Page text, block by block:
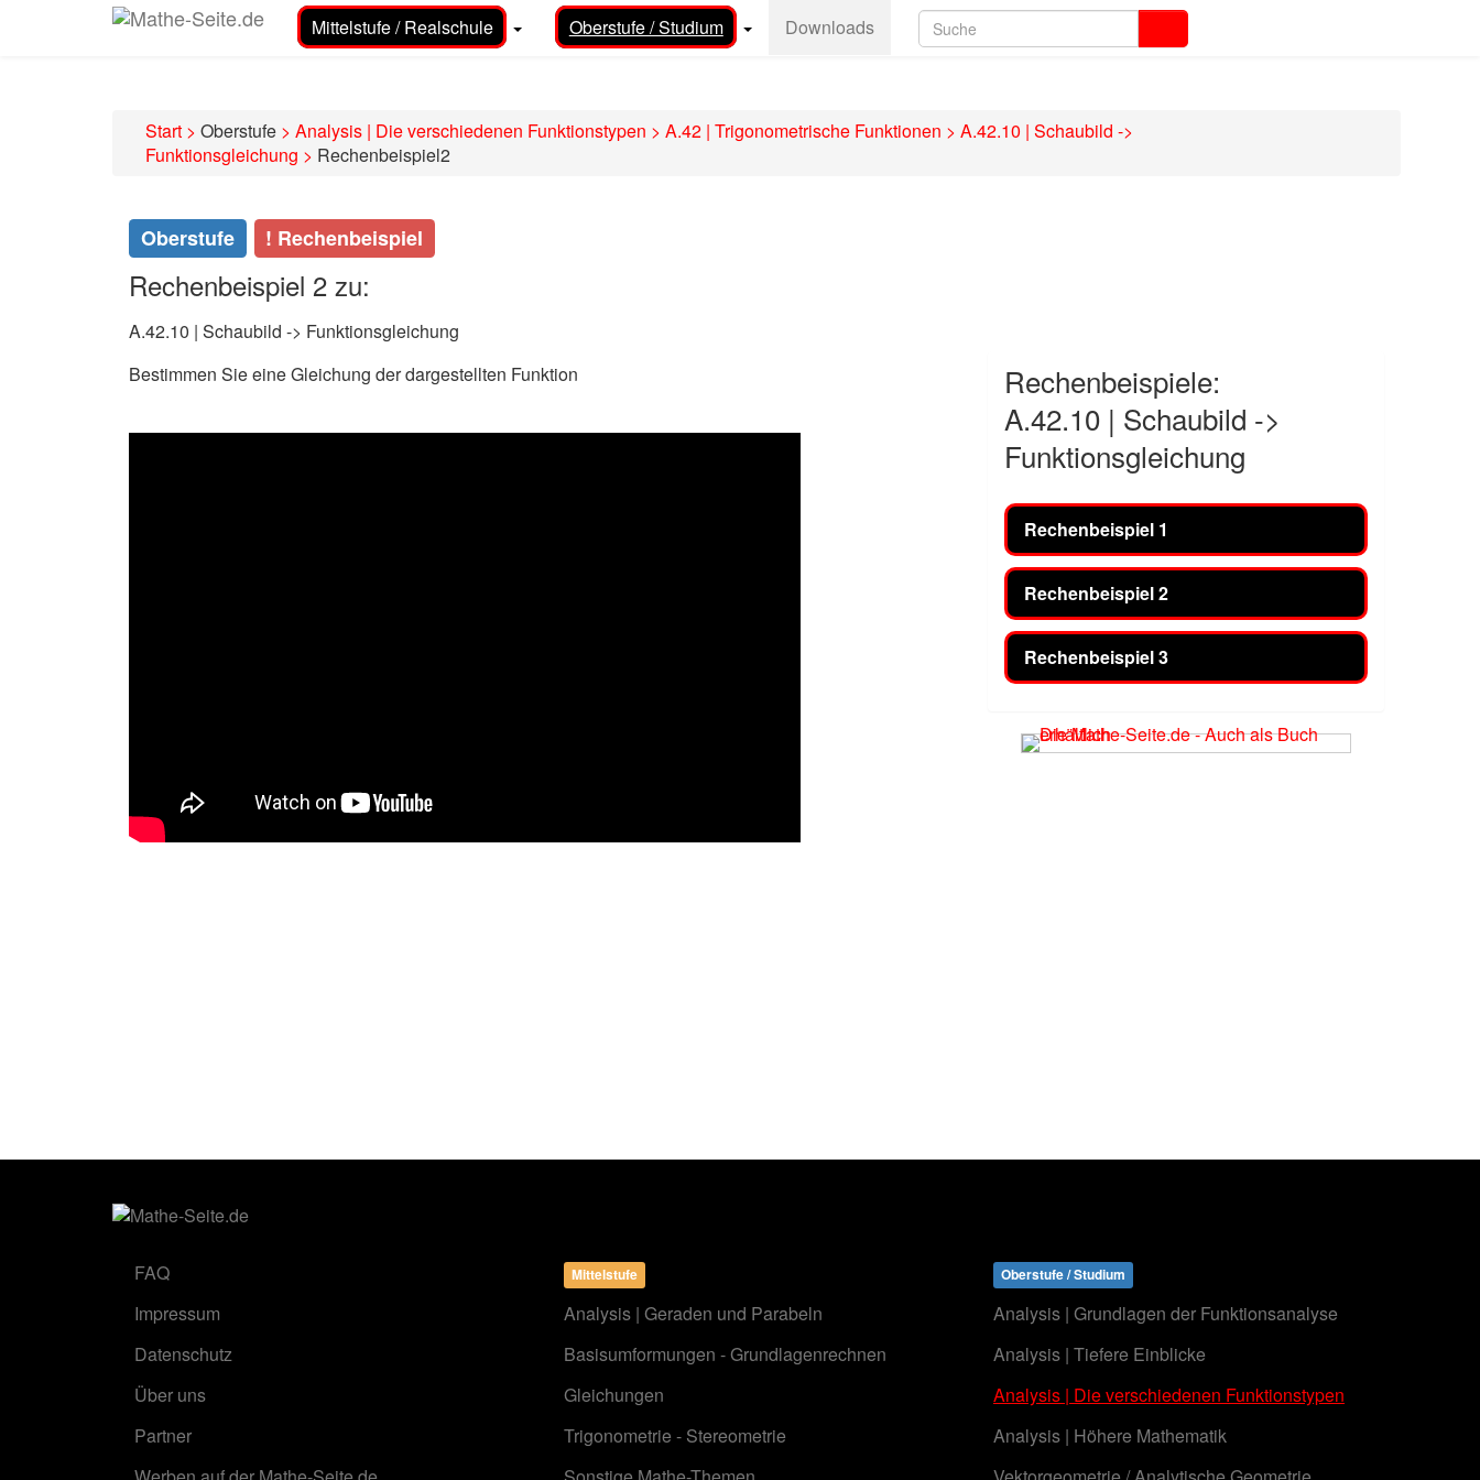
Mittelstufe / Realschule Oberstufe / Studium Downloads
Start > Oberstufe > Analysis | Die verschiedenen Funktionstypen > A.42 | Trigonometrische Funktionen > A.42.10 | Schaubild ->
Funktionsgleichung > Rechenbeispiel2
Oberstufe ! Rechenbeispiel
Rechenbeispiel 2 zu:
A.42.10 | Schaubild -> Funktionsgleichung
Bestimmen Sie eine Gleichung der dargestellten Funktion
Rechenbeispiele:
A.42.10 | Schaubild ->
Funktionsgleichung
Rechenbeispiel 1
Rechenbeispiel 2
Rechenbeispiel 3
FAQ
Impressum
Datenschutz
Über uns
Partner
Mittelstufe
Analysis | Geraden und Parabeln
Basisumformungen - Grundlagenrechnen
Gleichungen
Trigonometrie - Stereometrie
Oberstufe / Studium
Analysis | Grundlagen der Funktionsanalyse
Analysis | Tiefere Einblicke
Analysis | Die verschiedenen Funktionstypen
Analysis | Höhere Mathematik